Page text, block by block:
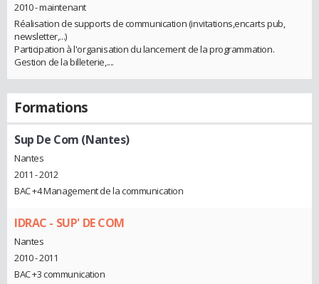
2010 - maintenant
Réalisation de supports de communication (invitations,encarts pub,
newsletter,...)
Participation à l'organisation du lancement de la programmation.
Gestion de la billeterie,....
Formations
Sup De Com (Nantes)
Nantes
2011 - 2012
BAC +4 Management de la communication
IDRAC - SUP' DE COM
Nantes
2010 - 2011
BAC +3 communication